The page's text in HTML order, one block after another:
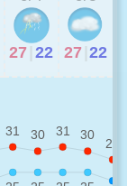
27 22 27 22